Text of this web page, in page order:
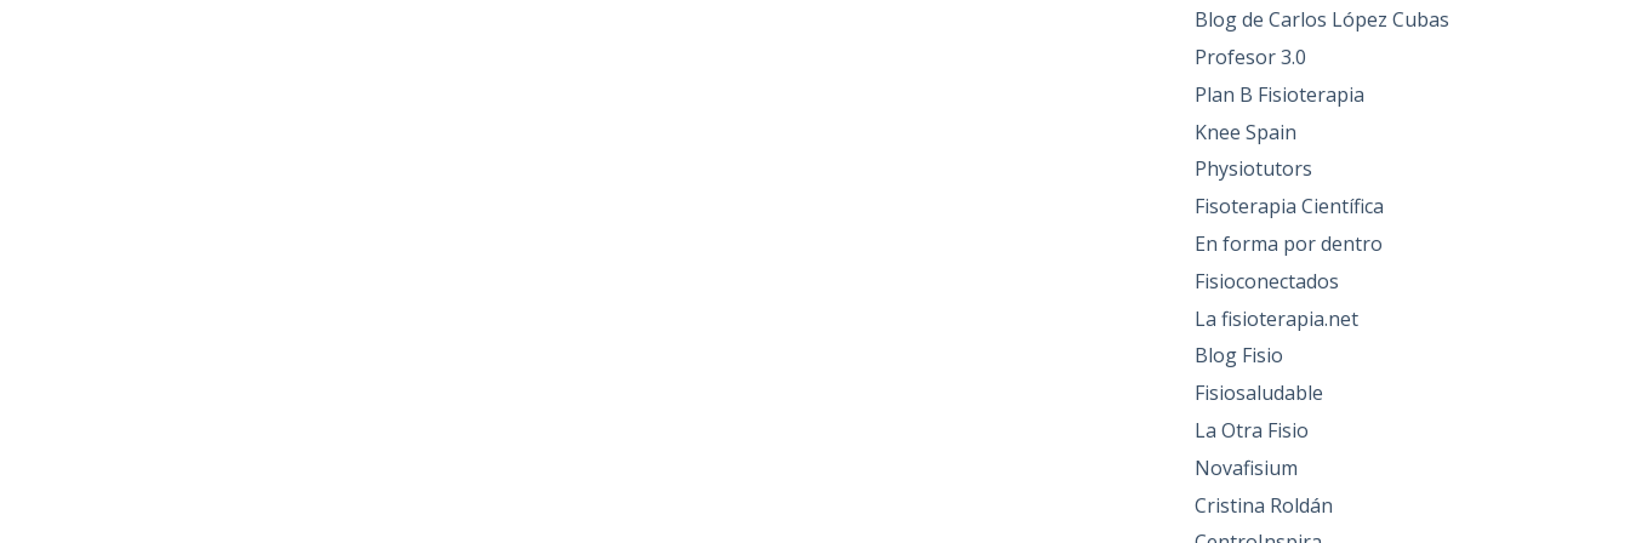
Blog de Carlos López Cubas
Profesor 3.0
Plan B Fisioterapia
Knee Spain
Physiotutors
Fisoterapia Científica
En forma por dentro
Fisioconectados
La fisioterapia.net
Blog Fisio
Fisiosaludable
La Otra Fisio
Novafisium
Cristina Roldán